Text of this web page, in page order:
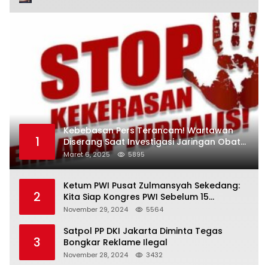
1
Kebebasan Pers Terancam! Wartawan
Diserang Saat Investigasi Jaringan Obat
Terlarang
Maret 6, 2025 5895
2
Ketum PWI Pusat Zulmansyah Sekedang:
Kita Siap Kongres PWI Sebelum 15
Desember 2024
November 29, 2024 5564
3
Satpol PP DKI Jakarta Diminta Tegas
Bongkar Reklame Ilegal
November 28, 2024 3432